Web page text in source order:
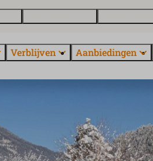
Verblijven Aanbiedingen